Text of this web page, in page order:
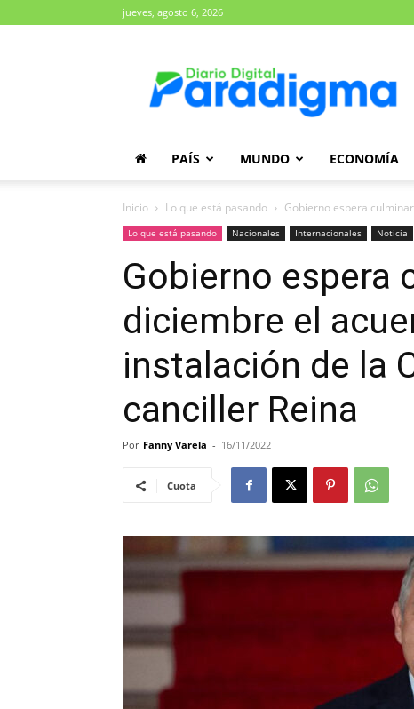
jueves, agosto 6, 2026
Paradigma
PAÍS MUNDO ECONOMÍA
Inicio Lo que está pasando Gobierno espera
Lo que está pasando Nacionales Internacionales Noticia
Gobierno espera
diciembre el
instalación de la
canciller Reina
Por Fanny Varela - 16/11/2022
Cuota